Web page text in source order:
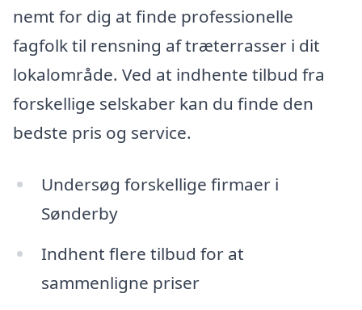
nemt for dig at finde professionelle
fagfolk til rensning af træterrasser i dit
lokalområde. Ved at indhente tilbud fra
forskellige selskaber kan du finde den
bedste pris og service.
Undersøg forskellige firmaer i
Sønderby
Indhent flere tilbud for at
sammenligne priser